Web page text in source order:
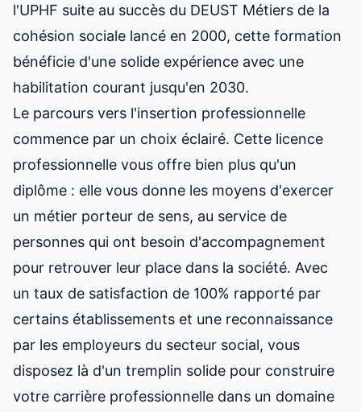
l'UPHF suite au succès du DEUST Métiers de la
cohésion sociale lancé en 2000, cette formation
bénéficie d'une solide expérience avec une
habilitation courant jusqu'en 2030.
Le parcours vers l'insertion professionnelle
commence par un choix éclairé. Cette licence
professionnelle vous offre bien plus qu'un
diplôme : elle vous donne les moyens d'exercer
un métier porteur de sens, au service de
personnes qui ont besoin d'accompagnement
pour retrouver leur place dans la société. Avec
un taux de satisfaction de 100% rapporté par
certains établissements et une reconnaissance
par les employeurs du secteur social, vous
disposez là d'un tremplin solide pour construire
votre carrière professionnelle dans un domaine